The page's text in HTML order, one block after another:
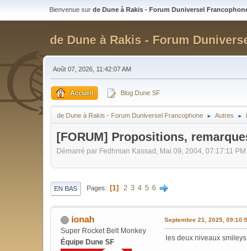
Bienvenue sur de Dune à Rakis - Forum Duniversel
de Dune à Rakis - Forum
Août 07, 2026, 11:42:07 AM
Accueil Blog Dune SF
de Dune à Rakis - Forum Duniversel Francophone ► Autres ►
[FORUM] Propositions,
Démarré par Fedhman Kassad, Mai 09, 2004, 07:17:11 PM
EN BAS Pages 1 2 3 4 5 6
ionah
Super Rocket Belt Monkey
Équipe Dune SF
Septembre 21, 2025,
les deux niveaux